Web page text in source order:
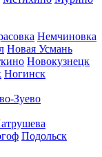
Немчиновка
Новая Усмань
Новокузнецк
Ногинск
Зуево
Подольск